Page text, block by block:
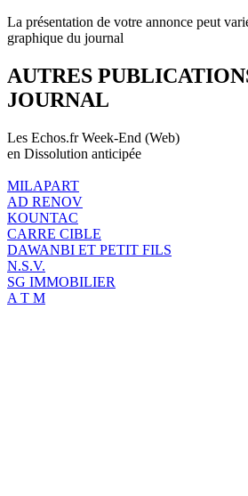
La présentation de votre annonce peut
graphique du journal
AUTRES
JOURNAL
Les Echos.fr Week-End (Web)
en Dissolution anticipée
MILAPART
AD RENOV
KOUNTAC
CARRE CIBLE
DAWANBI ET PETIT FILS
N.S.V.
SG IMMOBILIER
A T M